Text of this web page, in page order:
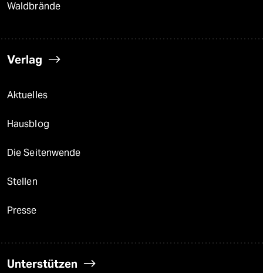
Waldbrände
Verlag
Aktuelles
Hausblog
Die Seitenwende
Stellen
Presse
Unterstützen